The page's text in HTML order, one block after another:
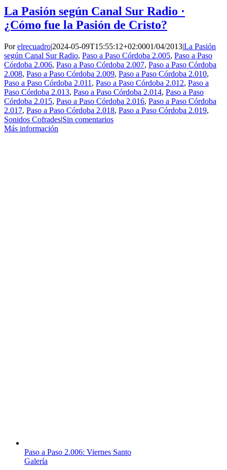
La Pasión según Canal Sur Radio ·
¿Cómo fue la Pasión de Cristo?
Porelrecuadro|2024-05-09T15:55:12+02:0001/04/2013|La Pasión
según Canal Sur Radio, Paso a Paso Córdoba 2.005, Paso a Paso
Córdoba 2.006, Paso a Paso Córdoba 2.007, Paso a Paso Córdoba
2.008, Paso a Paso Córdoba 2.009, Paso a Paso Córdoba 2.010,
Paso a Paso Córdoba 2.011 , Paso a Paso Córdoba 2.012, Paso a
Paso Córdoba 2.013, Paso a Paso Córdoba 2.014, Paso a Paso
Córdoba 2.015, Paso a Paso Córdoba 2.016, Paso a Paso Córdoba
2.017, Paso a Paso Córdoba 2.018, Paso a Paso Córdoba 2.019,
Sonidos Cofrades|Sin comentarios
Más información
Paso a Paso 2.006: Viernes Santo
Galería